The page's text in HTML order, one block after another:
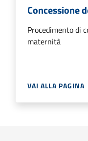
Concessione
Procedimento di
maternità
VAI ALLA PAGINA